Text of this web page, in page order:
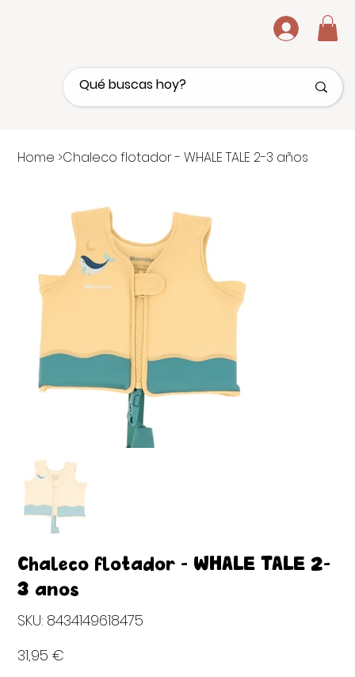
.
Home >Chaleco flotador - WHALE TALE 2-3 años
Chaleco flotador - WHALE TALE 2-
3 años
SKU: 8434149618475
8434149618475
31,95 €